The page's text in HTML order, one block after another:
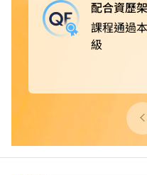
配合資歷
課程通過
級